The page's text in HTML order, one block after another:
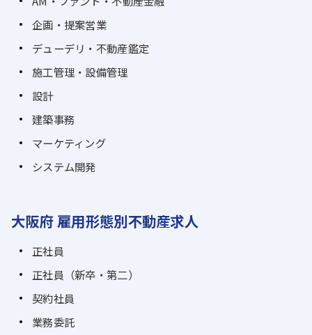
企画・提案営業
デューデリ・不動産鑑定
施工管理・設備管理
設計
建築事務
マーケティング
システム開発
大阪府 雇用形態別不動産求人
正社員
正社員（新卒・第二）
契約社員
業務委託